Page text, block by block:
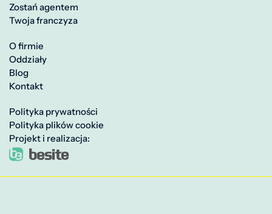
Zostań agentem
Twoja franczyza
O firmie
Oddziały
Blog
Kontakt
Polityka prywatności
Polityka plików cookie
Projekt i realizacja: